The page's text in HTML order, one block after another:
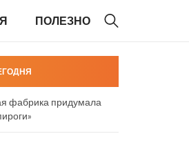
ПОЛЕЗНО
фабрика придумала